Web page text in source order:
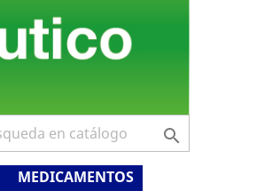

MEDICAMENTOS